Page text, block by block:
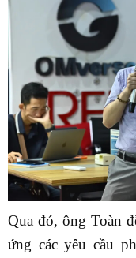
Qua đó, ông Toàn
ứng các yêu cầu